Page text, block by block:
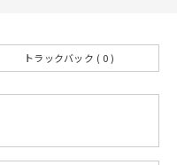
トラックバック ( 0 )